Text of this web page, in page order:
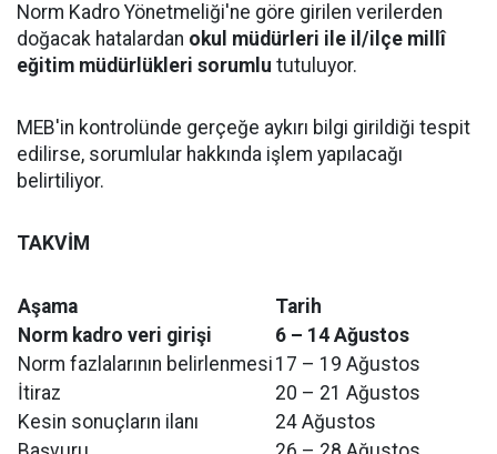
Norm Kadro Yönetmeliği'ne göre girilen verilerden
doğacak hatalardan okul müdürleri ile il/ilçe millî
eğitim müdürlükleri sorumlu tutuluyor.
MEB'in kontrolünde gerçeğe aykırı bilgi girildiği tespit
edilirse, sorumlular hakkında işlem yapılacağı
belirtiliyor.
TAKVİM
Aşama
Tarih
Norm kadro veri girişi
6 – 14 Ağustos
Norm fazlalarının belirlenmesi 17 – 19 Ağustos
İtiraz
20 – 21 Ağustos
Kesin sonuçların ilanı
24 Ağustos